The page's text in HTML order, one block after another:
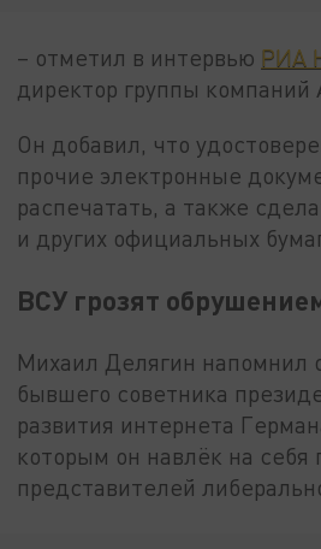
– отметил в интервью РИА
директор группы компаний
Он добавил, что
прочие электронные
распечатать, а также
и других официальных
ВСУ грозят
Михаил Делягин напомнил
бывшего советника
развития интернета
которым он навлёк на себя
представителей